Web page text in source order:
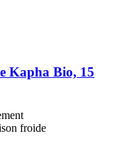
Kapha Bio, 15
froide